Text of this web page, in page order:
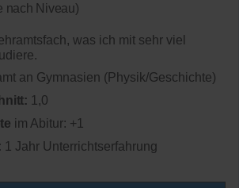
nach Niveau)
was ich mit sehr viel
an Gymnasien (Physik/Geschichte)
1,0
im Abitur: +1
1 Jahr Unterrichtserfahrung